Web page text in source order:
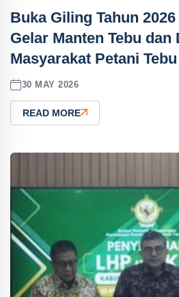
Buka Giling Tahun
Gelar Manten Tebu dan
Masyarakat Petani Tebu
30 MAY 2026
READ MORE